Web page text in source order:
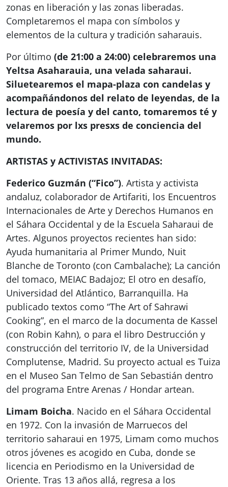
zonas en liberación y las zonas liberadas.
Completaremos el mapa con símbolos y
elementos de la cultura y tradición saharauis.
Por último (de 21:00 a 24:00) celebraremos una
Yeltsa Asaharauia, una velada saharaui.
Siluetearemos el mapa-plaza con candelas y
acompañándonos del relato de leyendas, de la
lectura de poesía y del canto, tomaremos té y
velaremos por lxs presxs de conciencia del
mundo.
ARTISTAS y ACTIVISTAS INVITADAS:
Federico Guzmán (“Fico”). Artista y activista
andaluz, colaborador de Artifariti, los Encuentros
Internacionales de Arte y Derechos Humanos en
el Sáhara Occidental y de la Escuela Saharaui de
Artes. Algunos proyectos recientes han sido:
Ayuda humanitaria al Primer Mundo, Nuit
Blanche de Toronto (con Cambalache); La canción
del tomaco, MEIAC Badajoz; El otro en desafío,
Universidad del Atlántico, Barranquilla. Ha
publicado textos como “The Art of Sahrawi
Cooking”, en el marco de la documenta de Kassel
(con Robin Kahn), o para el libro Destrucción y
construcción del territorio IV, de la Universidad
Complutense, Madrid. Su proyecto actual es Tuiza
en el Museo San Telmo de San Sebastián dentro
del programa Entre Arenas / Hondar artean.
Limam Boicha. Nacido en el Sáhara Occidental
en 1972. Con la invasión de Marruecos del
territorio saharaui en 1975, Limam como muchos
otros jóvenes es acogido en Cuba, donde se
licencia en Periodismo en la Universidad de
Oriente. Tras 13 años allá, regresa a los